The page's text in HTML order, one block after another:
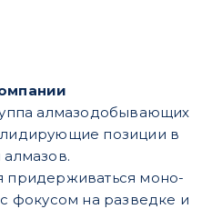
алмазодобывающих
позиции в
придерживаться моно-
фокусом на разведке и